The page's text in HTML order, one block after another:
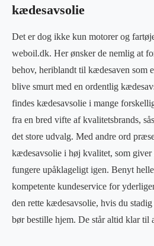
kædesavsolie
Det er dog ikke kun motorer og
weboil.dk. Her ønsker de nemlig at
behov, heriblandt til kædesaven som
blive smurt med en ordentlig
findes kædesavsolie i mange
fra en bred vifte af kvalitetsbrands,
det store udvalg. Med andre ord
kædesavsolie i høj kvalitet, som
fungere upåklageligt igen. Benyt
kompetente kundeservice for
den rette kædesavsolie, hvis du
bør bestille hjem. De står altid klar til